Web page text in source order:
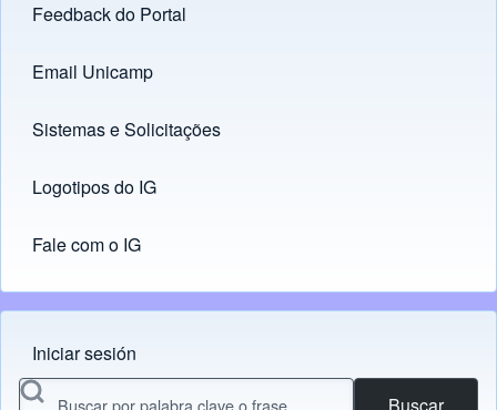
Footer menu
Feedback do Portal
Links
Email Unicamp
(opens in new tab)
Sistemas e Solicitações
(opens in new tab)
Logotipos do IG
(opens in new tab)
Fale com o IG
Menu do usuário
Iniciar sesión
Buscar